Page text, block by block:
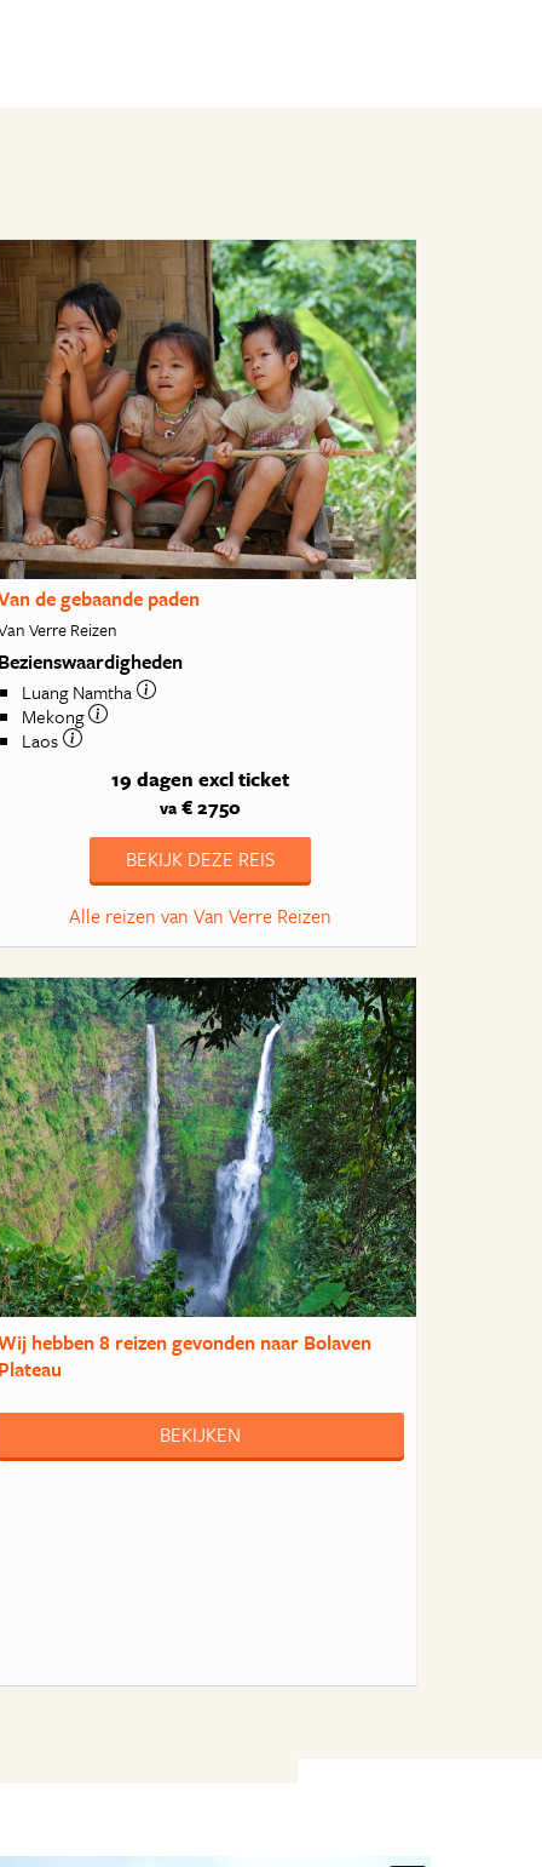
de gebaande paden
Verre Reizen
Bezienswaardigheden
Luang Namtha
Mekong
Laos
19 dagen excl ticket
va € 2750
BEKIJK DEZE REIS
Alle reizen van Van Verre Reizen
hebben8 reizengevonden naar Bolaven
Plateau
BEKIJKEN